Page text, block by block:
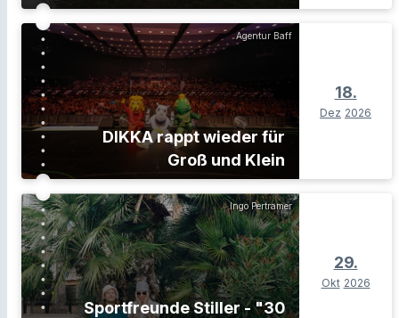
Agentur Baff
DIKKA rappt wieder für
Groß und Klein
18.
Dez 2026
Ingo Pertramer
Sportfreunde Stiller - "30
29.
Okt 2026